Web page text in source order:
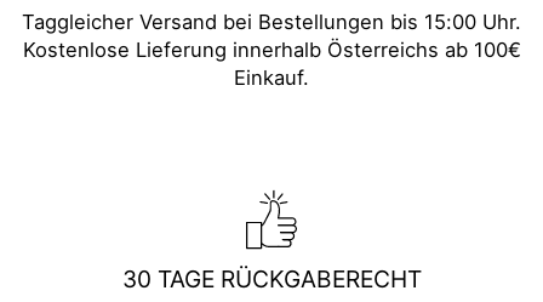
Taggleicher Versand bei Bestellungen bis 15:00 Uhr.
Kostenlose Lieferung innerhalb Österreichs ab 100€
Einkauf.
30 TAGE RÜCKGABERECHT